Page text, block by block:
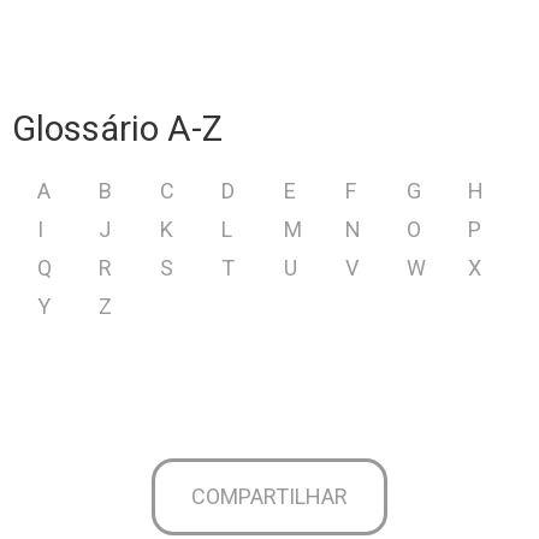
Glossário A-Z
A B C D E F G
H
I
J K L M N O
P
Q
R S T U V W
X
Y
Z
COMPARTILHAR